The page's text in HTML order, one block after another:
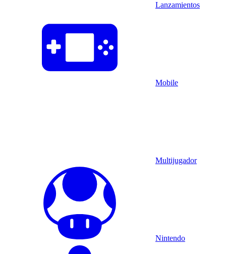
Lanzamientos
Mobile
Multijugador
Nintendo